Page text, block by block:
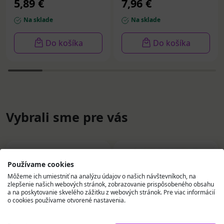
5,89 €
Na sklade
Do košíka
7,96 €
Na sklade
Do košíka
Vybrali sme pre vás
Používame cookies
Môžeme ich umiestniť na analýzu údajov o našich návštevníkoch, na
zlepšenie našich webových stránok, zobrazovanie prispôsobeného obsahu
a na poskytovanie skvelého zážitku z webových stránok. Pre viac informácií
o cookies používame otvorené nastavenia.